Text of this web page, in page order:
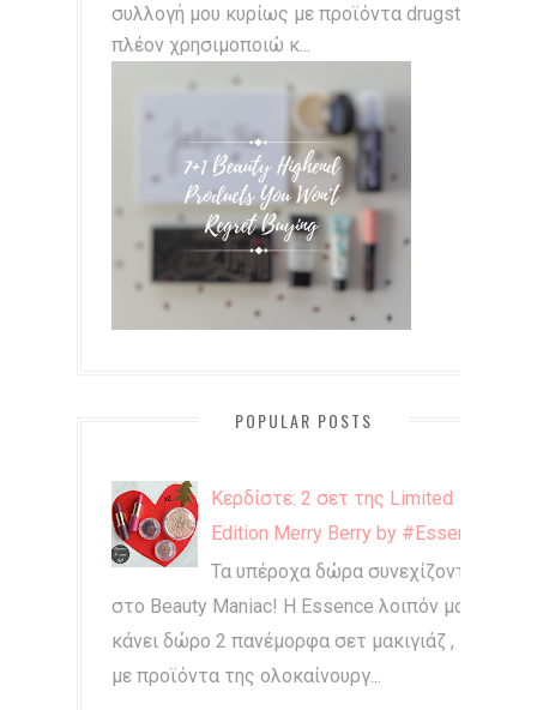
συλλογή μου κυρίως με προϊόντα drugstore,
πλέον χρησιμοποιώ κ...
POPULAR POSTS
Κερδίστε: 2 σετ της Limited
Edition Merry Berry by #Essence
Τα υπέροχα δώρα συνεχίζονται
στο Beauty Maniac! Η Essence λοιπόν μας
κάνει δώρο 2 πανέμορφα σετ μακιγιάζ ,
με προϊόντα της ολοκαίνουργ...